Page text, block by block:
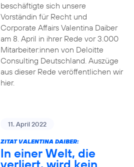
beschäftigte sich unsere
Vorständin für Recht und
Corporate Affairs Valentina Daiber
am 8. April in ihrer Rede vor 3.000
Mitarbeiter:innen von Deloitte
Consulting Deutschland. Auszüge
aus dieser Rede veröffentlichen wir
hier.
11. April 2022
ZITAT VALENTINA DAIBER:
In einer Welt, die
verliert, wird kein